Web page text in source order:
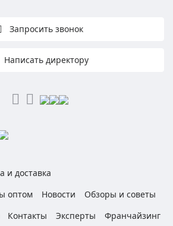
Запросить звонок
Написать директору
и доставка
оптом
Новости
Обзоры и советы
Контакты Эксперты
Франчайзинг